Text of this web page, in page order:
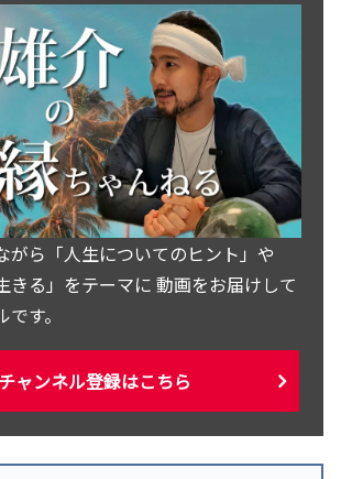
がら「人生についてのヒント」や
きる」をテーマに 動画をお届けして
す。
チャンネル登録はこちら